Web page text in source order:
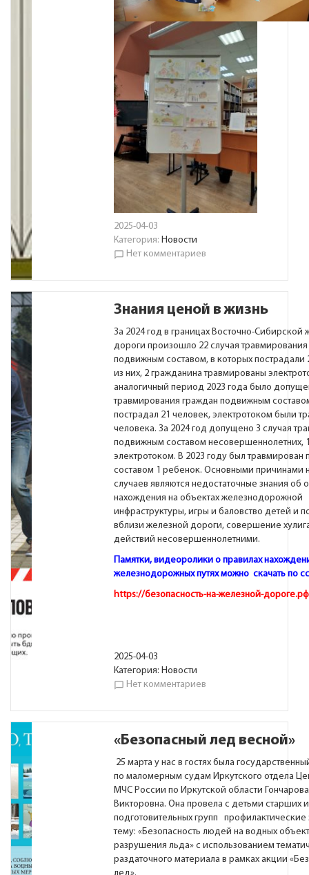
2025-04-03
Категория: Новости
chat_bubble_outline Нет комментариев
Знания ценой в жизнь
За 2024 год в границах Восточно-Сибирской
дороги произошло 22 случая
подвижным составом, в которых пострадали
из них, 2 гражданина травмированы
аналогичный период 2023 года было
травмирования граждан подвижным
пострадал 21 человек, электротоком были
человека. За 2024 год допущено 3 случая
подвижным составом несовершеннолетних,
электротоком. В 2023 году был
составом 1 ребенок. Основными причинами
случаев являются недостаточные знания об
нахождения на объектах железнодорожной
инфраструктуры, игры и баловство детей и
вблизи железной дороги, совершение
действий несовершеннолетними.
Памятки, видеоролики о правилах
железнодорожных путях можно скачатьпо
https://безопасность-на-железной-дороге.рф
2025-04-03
Категория: Новости
chat_bubble_outline Нет комментариев
«Безопасный лед весной»
25 марта у нас в гостях была
по маломерным судам Иркутского отдела
МЧС России по Иркутской области
Викторовна. Она провела с детьми старших и
подготовительных групп профилактические
тему: «Безопасность людей на водных
разрушения льда» с использованием
раздаточного материала в рамках акции